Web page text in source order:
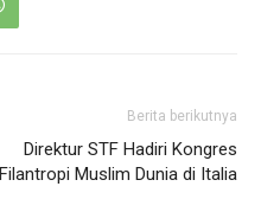
Berita berikutnya
Direktur STF Hadiri Kongres
Filantropi Muslim Dunia di Italia